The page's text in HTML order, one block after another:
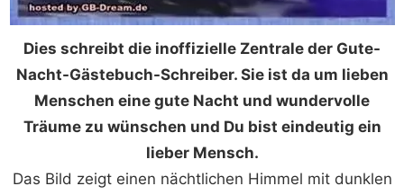
Dies schreibt die inoffizielle Zentrale der Gute-
Nacht-Gästebuch-Schreiber. Sie ist da um lieben
Menschen eine gute Nacht und wundervolle
Träume zu wünschen und Du bist eindeutig ein
lieber Mensch.
Das Bild zeigt einen nächtlichen Himmel mit dunklen